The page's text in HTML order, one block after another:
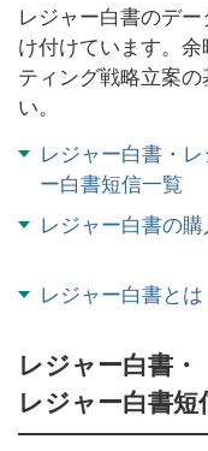
レジャー白書のデ
け付けています。
ティング戦略立案
い。
レジャー白書・レ
ー白書短信一覧
レジャー白書の購
レジャー白書とは
レジャー白書・
レジャー白書短